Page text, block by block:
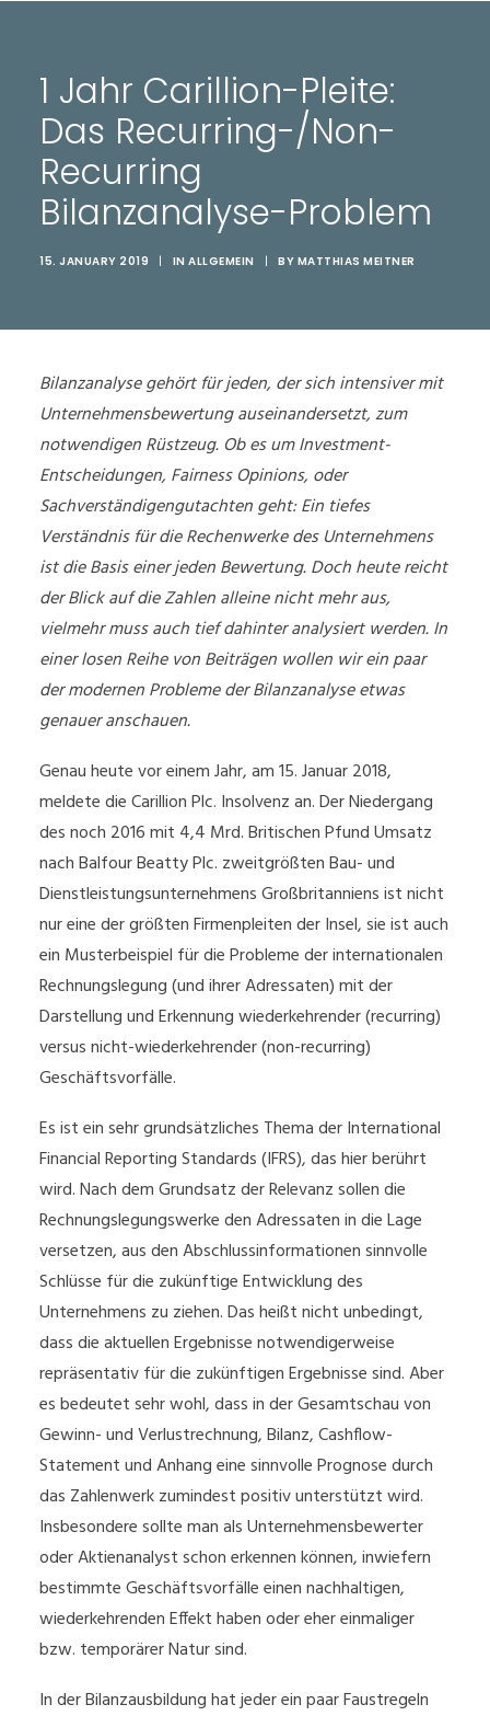
1 Jahr Carillion-Pleite:
Das Recurring-/Non-
Recurring
Bilanzanalyse-Problem
15. JANUARY 2019 | IN ALLGEMEIN | BY MATTHIAS MEITNER
Bilanzanalyse gehört für jeden, der sich intensiver mit
Unternehmensbewertung auseinandersetzt, zum
notwendigen Rüstzeug. Ob es um Investment-
Entscheidungen, Fairness Opinions, oder
Sachverständigengutachten geht: Ein tiefes
Verständnis für die Rechenwerke des Unternehmens
ist die Basis einer jeden Bewertung. Doch heute reicht
der Blick auf die Zahlen alleine nicht mehr aus,
vielmehr muss auch tief dahinter analysiert werden. In
einer losen Reihe von Beiträgen wollen wir ein paar
der modernen Probleme der Bilanzanalyse etwas
genauer anschauen.
Genau heute vor einem Jahr, am 15. Januar 2018,
meldete die Carillion Plc. Insolvenz an. Der Niedergang
des noch 2016 mit 4,4 Mrd. Britischen Pfund Umsatz
nach Balfour Beatty Plc. zweitgrößten Bau- und
Dienstleistungsunternehmens Großbritanniens ist nicht
nur eine der größten Firmenpleiten der Insel, sie ist auch
ein Musterbeispiel für die Probleme der internationalen
Rechnungslegung (und ihrer Adressaten) mit der
Darstellung und Erkennung wiederkehrender (recurring)
versus nicht-wiederkehrender (non-recurring)
Geschäftsvorfälle.
Es ist ein sehr grundsätzliches Thema der International
Financial Reporting Standards (IFRS), das hier berührt
wird. Nach dem Grundsatz der Relevanz sollen die
Rechnungslegungswerke den Adressaten in die Lage
versetzen, aus den Abschlussinformationen sinnvolle
Schlüsse für die zukünftige Entwicklung des
Unternehmens zu ziehen. Das heißt nicht unbedingt,
dass die aktuellen Ergebnisse notwendigerweise
repräsentativ für die zukünftigen Ergebnisse sind. Aber
es bedeutet sehr wohl, dass in der Gesamtschau von
Gewinn- und Verlustrechnung, Bilanz, Cashflow-
Statement und Anhang eine sinnvolle Prognose durch
das Zahlenwerk zumindest positiv unterstützt wird.
Insbesondere sollte man als Unternehmensbewerter
oder Aktienanalyst schon erkennen können, inwiefern
bestimmte Geschäftsvorfälle einen nachhaltigen,
wiederkehrenden Effekt haben oder eher einmaliger
bzw. temporärer Natur sind.
In der Bilanzausbildung hat jeder ein paar Faustregeln